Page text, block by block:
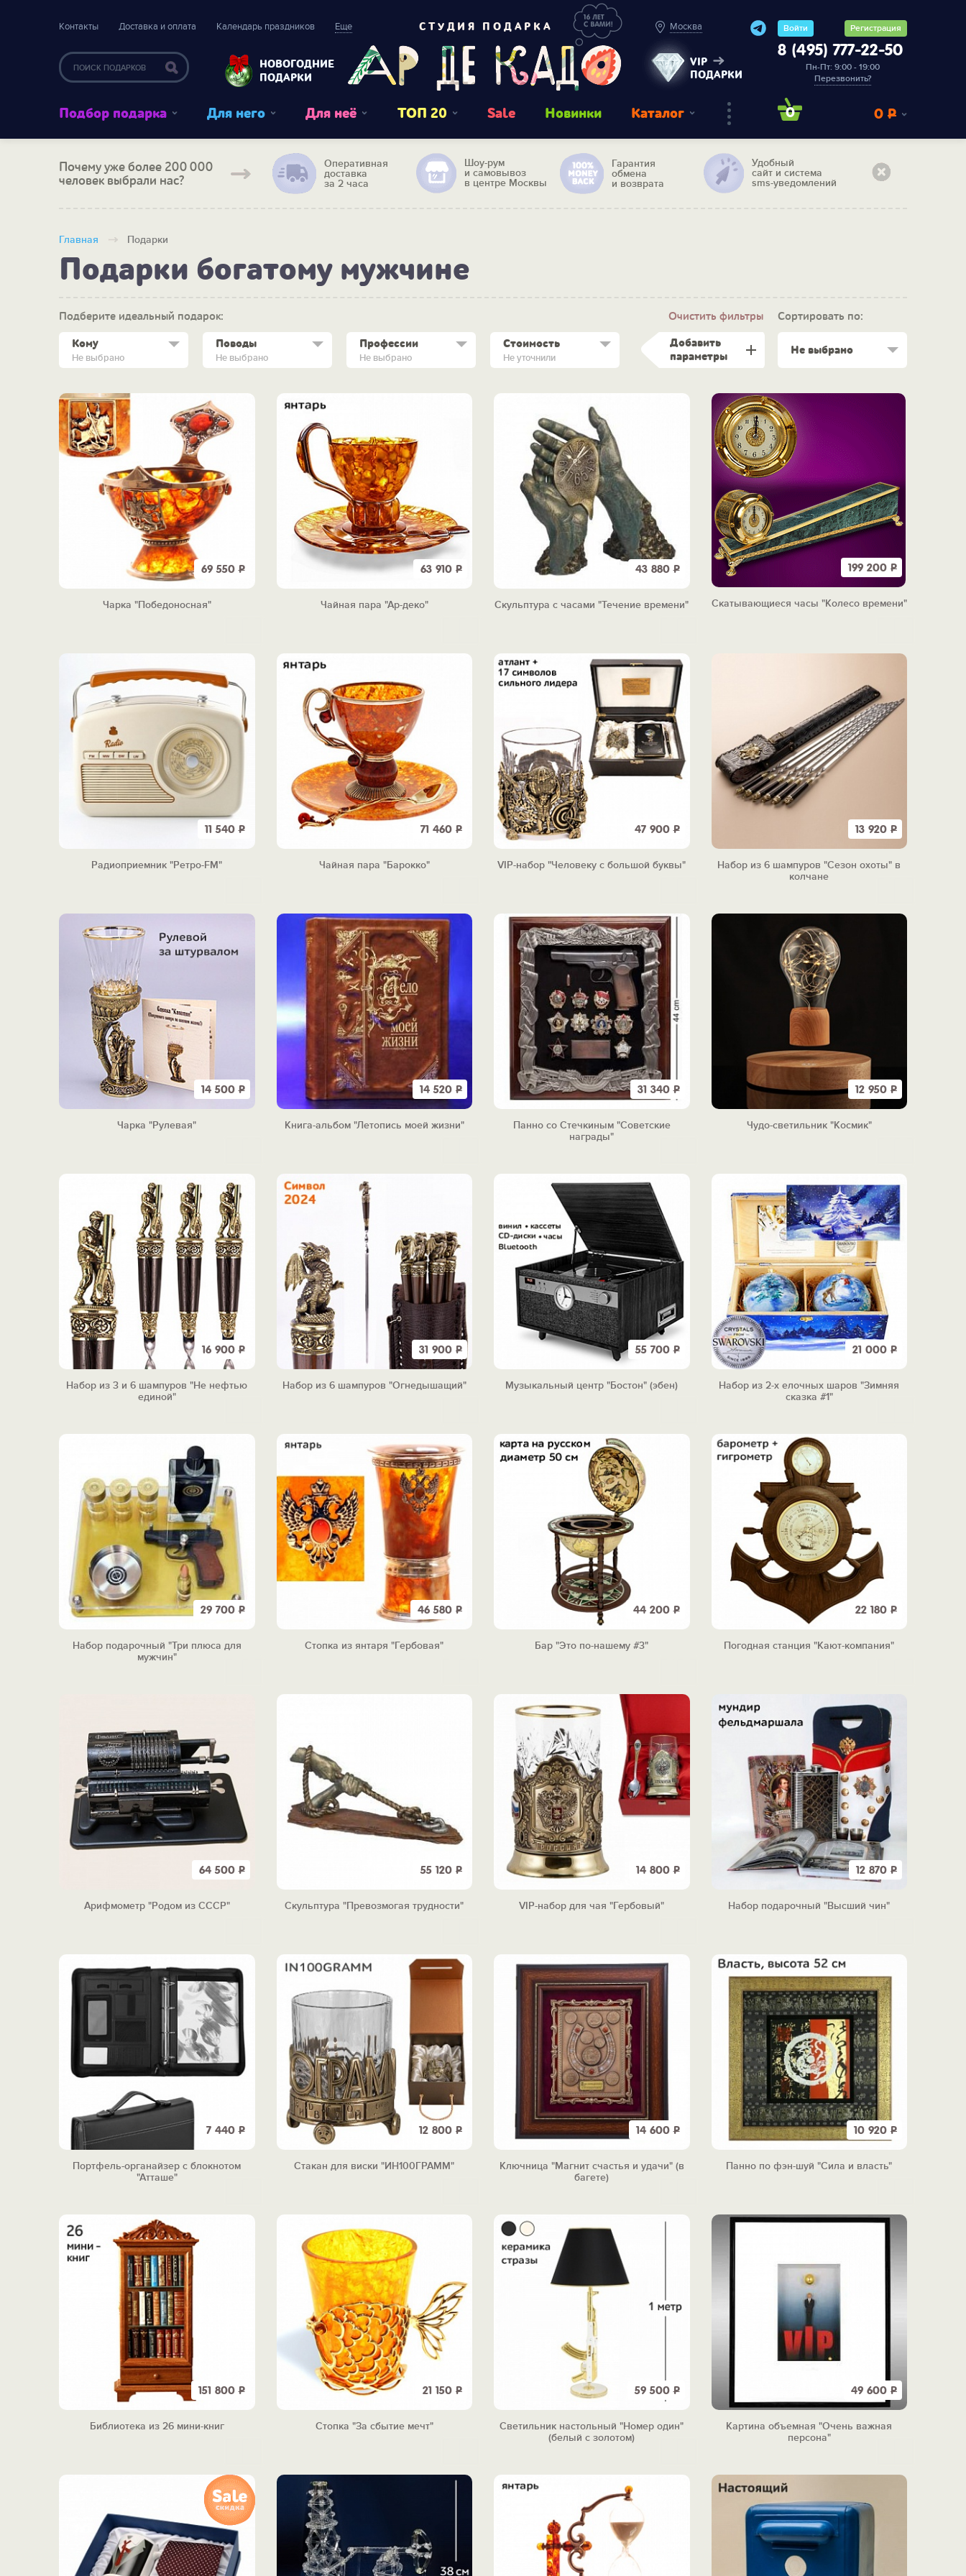
Контакты Доставка и оплата Календарь праздников Еще
НОВОГОДНИЕ
ПОДАРКИ
СТУДИЯ ПОДАРКА Москва
VIP
ПОДАРКИ
Войти Регистрация
8 (495) 777-22-50
Пн-Пт: 9:00 - 19:00
Перезвонить?
Подбор подарка Для него Для неё ТОП 20 Sale Новинки Каталог 0 0 Р
Почему уже более 200 000
человек выбрали нас?
Оперативная
доставка
за 2 часа
Шоу-рум
и самовывоз
в центре Москвы
Гарантия
обмена
и возврата
Удобный
сайт и система
sms-уведомлений
Главная Подарки
Подарки богатому мужчине
Подберите идеальный подарок: Очистить фильтры Сортировать по:
Кому
Не выбрано
Поводы
Не выбрано
Профессии
Не выбрано
Стоимость
Не уточнили
Добавить
параметры
Не выбрано
69 550Р
Чарка "Победоносная"
63 910 Р
Чайная пара "Ар-деко"
43 880Р
Скульптура с часами "Течение времени"
199 200 Р
Скатывающиеся часы "Колесо времени"
11 540Р
Радиоприемник "Ретро-FM"
71 460 Р
Чайная пара "Барокко"
47 900Р
VIP-набор "Человеку с большой буквы"
13 920 Р
Набор из 6 шампуров "Сезон охоты" в
колчане
14 500Р
Чарка "Рулевая"
14 520 Р
Книга-альбом "Летопись моей жизни"
31 340Р
Панно со Стечкиным "Советские
награды"
12 950 Р
Чудо-светильник "Космик"
16 900Р
Набор из 3 и 6 шампуров "Не нефтью
единой"
31 900 Р
Набор из 6 шампуров "Огнедышащий"
55 700Р
Музыкальный центр "Бостон" (эбен)
21 000 Р
Набор из 2-х елочных шаров "Зимняя
сказка #1"
29 700Р
Набор подарочный "Три плюса для
мужчин"
46 580 Р
Стопка из янтаря "Гербовая"
44 200Р
Бар "Это по-нашему #3"
22 180 Р
Погодная станция "Кают-компания"
64 500Р
Арифмометр "Родом из СССР"
55 120 Р
Скульптура "Превозмогая трудности"
14 800Р
VIP-набор для чая "Гербовый"
12 870 Р
Набор подарочный "Высший чин"
7 440Р
Портфель-органайзер с блокнотом
"Атташе"
12 800 Р
Стакан для виски "ИН100ГРАММ"
14 600Р
Ключница "Магнит счастья и удачи" (в
багете)
10 920 Р
Панно по фэн-шуй "Сила и власть"
151 800Р
Библиотека из 26 мини-книг
21 150 Р
Стопка "За сбытие мечт"
59 500Р
Светильник настольный "Номер один"
(белый с золотом)
49 600 Р
Картина объемная "Очень важная
персона"